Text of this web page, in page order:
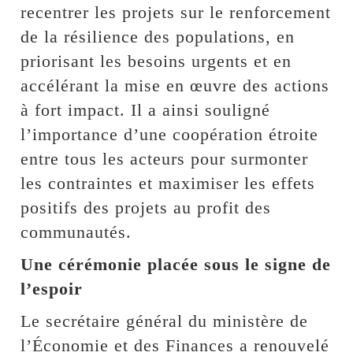
recentrer les projets sur le renforcement
de la résilience des populations, en
priorisant les besoins urgents et en
accélérant la mise en œuvre des actions
à fort impact. Il a ainsi souligné
l’importance d’une coopération étroite
entre tous les acteurs pour surmonter
les contraintes et maximiser les effets
positifs des projets au profit des
communautés.
Une cérémonie placée sous le signe de
l’espoir
Le secrétaire général du ministère de
l’Économie et des Finances a renouvelé